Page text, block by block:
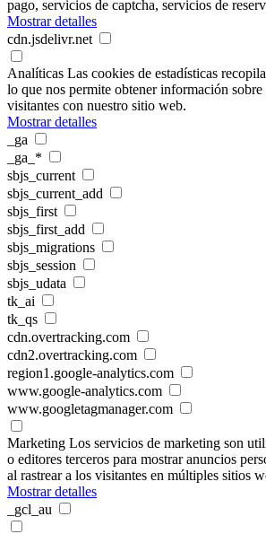
pago, servicios de captcha, servicios de
Mostrar detalles
cdn.jsdelivr.net
Analíticas Las cookies de estadísticas
lo que nos permite obtener información
visitantes con nuestro sitio web.
Mostrar detalles
_ga
_ga_*
sbjs_current
sbjs_current_add
sbjs_first
sbjs_first_add
sbjs_migrations
sbjs_session
sbjs_udata
tk_ai
tk_qs
cdn.overtracking.com
cdn2.overtracking.com
region1.google-analytics.com
www.google-analytics.com
www.googletagmanager.com
Marketing Los servicios de marketing son
o editores terceros para mostrar anuncios
al rastrear a los visitantes en múltiples sitios
Mostrar detalles
_gcl_au